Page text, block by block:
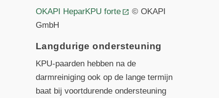
OKAPI HeparKPU forte
© OKAPI
GmbH
Langdurige ondersteuning
KPU-paarden hebben na de
darmreiniging ook op de lange termijn
baat bij voortdurende ondersteuning